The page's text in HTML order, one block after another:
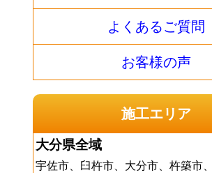
よくあるご質問
お客様の声
施工エリア
大分県全域
宇佐市、臼杵市、大分市、杵築市